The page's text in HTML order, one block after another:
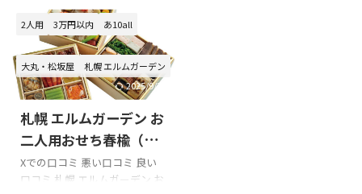
のり ...
に是非どうぞ!!! 「魚三楼」のX
での口コミ 今年のおせちは、
京伏見 魚三楼。お酒は、大阪
交野 大門酒造 利休梅静香。頂
きます。
pic.twitter.com/9Licn7qzkc—
4:00take (@taketakebon)
December 31, 2019 家から初
スタート
今年は個別おせち
2人用 3万円以内 あ10all
大丸・松坂屋
札幌 エルムガーデン
2025/9/30
札幌 エルムガーデン お
二人用おせち春楡（2人
用）の口コミをまとめ
てみました!!!
Xでの口コミ 悪い口コミ 良い
口コミ 札幌 エルムガーデン お